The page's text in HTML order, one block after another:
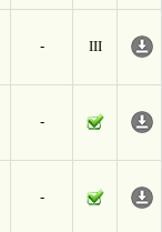
-
III
-
-